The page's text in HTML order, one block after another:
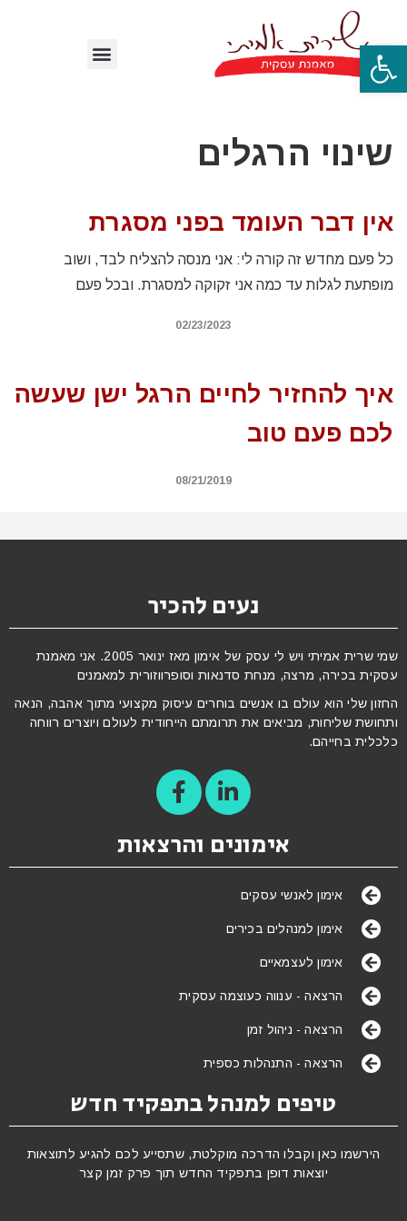
פתח סרגל נגישות
שינוי הרגלים
אין דבר העומד בפני מסגרת
כל פעם מחדש זה קורה לי: אני מנסה להצליח לבד, ושוב
מופתעת לגלות עד כמה אני זקוקה למסגרת. ובכל פעם
02/23/2023
איך להחזיר לחיים הרגל ישן שעשה
לכם פעם טוב
08/21/2019
נעים להכיר
שמי שרית אמיתי ויש לי עסק של אימון מאז ינואר 2005. אני מאמנת
עסקית בכירה, מרצה, מנחת סדנאות וסופרווזורית למאמנים
החזון שלי הוא עולם בו אנשים בוחרים עיסוק מקצועי מתוך אהבה, הנאה
ותחושת שליחות, מביאים את תרומתם הייחודית לעולם ויוצרים רווחה
כלכלית בחייהם.
אימונים והרצאות
אימון לאנשי עסקים
אימון למנהלים בכירים
אימון לעצמאיים
הרצאה - ענווה כעוצמה עסקית
הרצאה - ניהול זמן
הרצאה - התנהלות כספית
טיפים למנהל בתפקיד חדש
הירשמו כאן וקבלו הדרכה מוקלטת, שתסייע לכם להגיע לתוצאות
יוצאות דופן בתפקיד החדש תוך פרק זמן קצר